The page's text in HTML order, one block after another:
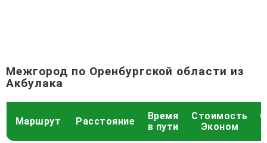
Межгород по Оренбургской области из
Акбулака
Маршрут Расстояние
Время
в пути
Стоимость
Эконом